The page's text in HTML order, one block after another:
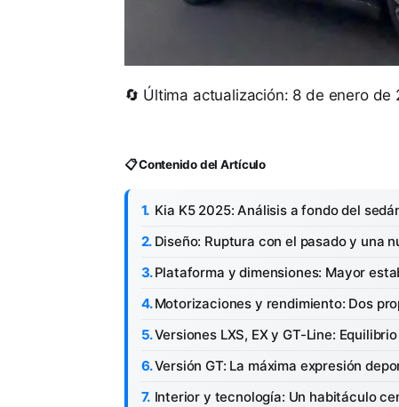
🔄 Última actualización: 8 de enero de
📋 Contenido del Artículo
Kia K5 2025: Análisis a fondo del
Diseño: Ruptura con el pasado y una
Plataforma y dimensiones: Mayor
Motorizaciones y rendimiento: Dos
Versiones LXS, EX y GT-Line:
Versión GT: La máxima expresión
Interior y tecnología: Un habitáculo